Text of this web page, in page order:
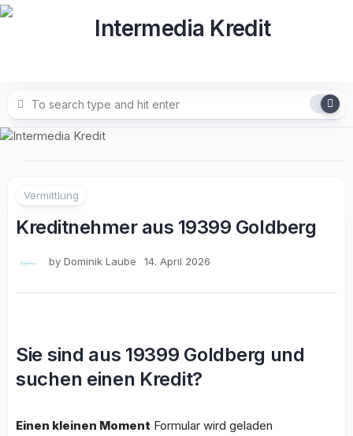
Skip
Vermittlung
Kreditnehmer aus 19399 Goldberg
by Dominik Laube 14. April 2026
Sie sind aus 19399 Goldberg und
suchen einen Kredit?
Einen kleinen Moment Formular wird geladen